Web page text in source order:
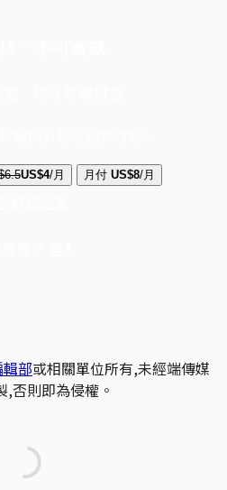
US$4/月 月付 US$8/月
部或相關單位所有,未經端傳媒
否則即為侵權。